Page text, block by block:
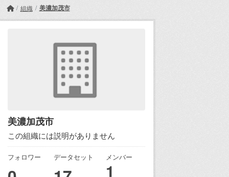
組織 美濃加茂市
美濃加茂市
この組織には説明がありません
フォロワー データセット メンバー
1